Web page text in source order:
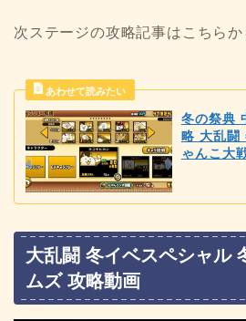
次ステージの攻略記事はこちらか
冬の祭典
略 大乱闘
ゃんこ大
大乱闘 冬イベスペシャル
ムズ 攻略動画